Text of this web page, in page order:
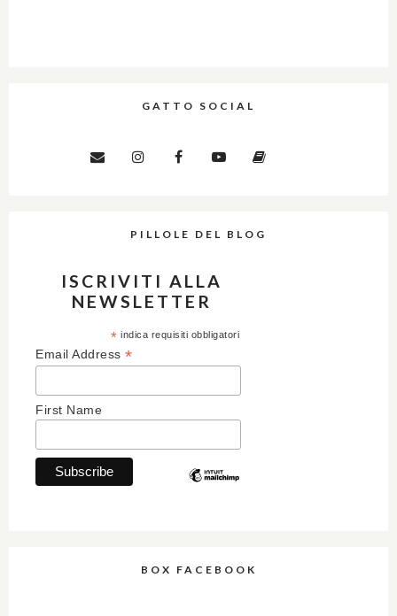
GATTO SOCIAL
PILLOLE DEL BLOG
ISCRIVITI ALLA
NEWSLETTER
* indica requisiti obbligatori
Email Address *
First Name
BOX FACEBOOK